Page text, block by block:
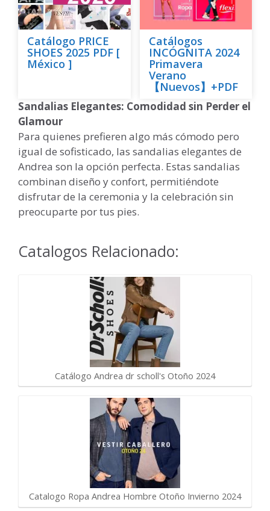
Catálogo PRICE
SHOES 2025 PDF [
México ]
Catálogos
INCÓGNITA 2024
Primavera
Verano
【Nuevos】+PDF
Sandalias Elegantes: Comodidad sin Perder el
Glamour
Para quienes prefieren algo más cómodo pero
igual de sofisticado, las sandalias elegantes de
Andrea son la opción perfecta. Estas sandalias
combinan diseño y confort, permitiéndote
disfrutar de la ceremonia y la celebración sin
preocuparte por tus pies.
Catalogos Relacionado:
Catálogo Andrea dr scholl's Otoño 2024
Catalogo Ropa Andrea Hombre Otoño Invierno 2024